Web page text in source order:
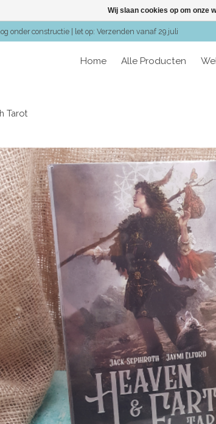
onder constructie | let op: Verzenden vanaf 29 juli
Home Alle Producten
Tarot
image slideshow Items
Wij slaan cookies op om onze